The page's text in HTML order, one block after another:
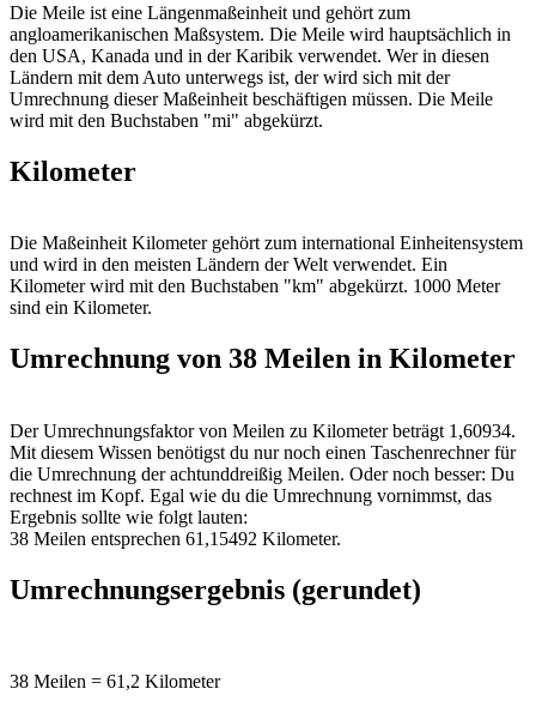
Die Meile ist eine Längenmaßeinheit und gehört zum
angloamerikanischen Maßsystem. Die Meile wird hauptsächlich in
den USA, Kanada und in der Karibik verwendet. Wer in diesen
Ländern mit dem Auto unterwegs ist, der wird sich mit der
Umrechnung dieser Maßeinheit beschäftigen müssen. Die Meile
wird mit den Buchstaben "mi" abgekürzt.
Kilometer
Die Maßeinheit Kilometer gehört zum international Einheitensystem
und wird in den meisten Ländern der Welt verwendet. Ein
Kilometer wird mit den Buchstaben "km" abgekürzt. 1000 Meter
sind ein Kilometer.
Umrechnung von 38 Meilen in Kilometer
Der Umrechnungsfaktor von Meilen zu Kilometer beträgt 1,60934.
Mit diesem Wissen benötigst du nur noch einen Taschenrechner für
die Umrechnung der achtunddreißig Meilen. Oder noch besser: Du
rechnest im Kopf. Egal wie du die Umrechnung vornimmst, das
Ergebnis sollte wie folgt lauten:
38 Meilen entsprechen 61,15492 Kilometer.
Umrechnungsergebnis (gerundet)
38 Meilen = 61,2 Kilometer